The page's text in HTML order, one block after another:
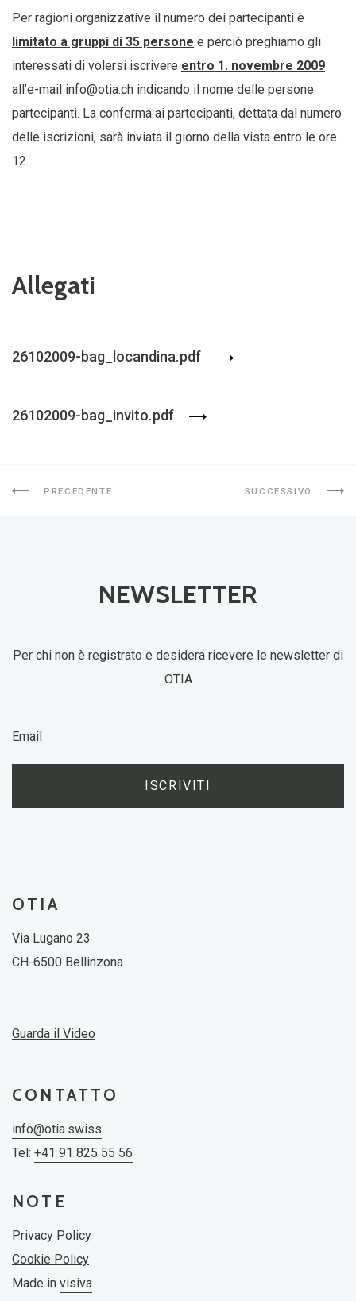
Per ragioni organizzative il numero dei partecipanti è
limitato a gruppi di 35 persone e perciò preghiamo gli
interessati di volersi iscrivere entro 1. novembre 2009
all’e-mail info@otia.ch indicando il nome delle persone
partecipanti. La conferma ai partecipanti, dettata dal numero
delle iscrizioni, sarà inviata il giorno della vista entro le ore
12.
Allegati
26102009-bag_locandina.pdf
26102009-bag_invito.pdf
PRECEDENTE SUCCESSIVO
NEWSLETTER
Per chi non è registrato e desidera ricevere le newsletter di
OTIA
ISCRIVITI
OTIA
Via Lugano 23
CH-6500 Bellinzona
Guarda il Video
CONTATTO
info@otia.swiss
Tel: +41 91 825 55 56
NOTE
Privacy Policy
Cookie Policy
Made in visiva